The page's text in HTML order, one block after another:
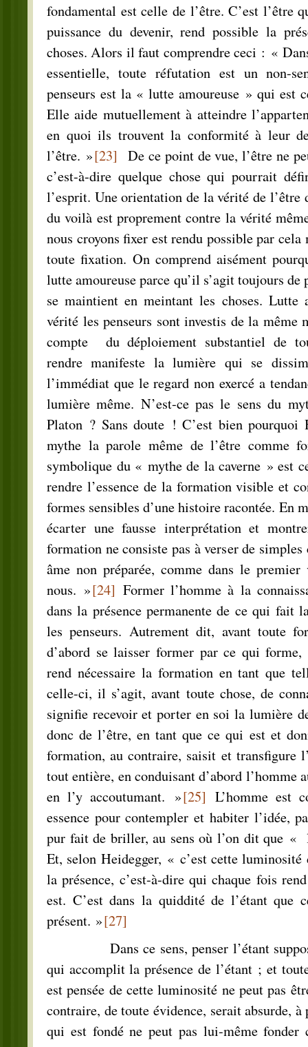
fondamental est celle de l’être. C’est l’être
puissance du devenir, rend possible la
choses. Alors il faut comprendre ceci : «
essentielle, toute réfutation est un non-
penseurs est la « lutte amoureuse » qui est
Elle aide mutuellement à atteindre
en quoi ils trouvent la conformité à leur
l’être. »[23]
De ce point de vue, l’être ne
c’est-à-dire quelque chose qui pourrait
l’esprit. Une orientation de la vérité de l’être
du voilà est proprement contre la vérité
nous croyons fixer est rendu possible par
toute fixation. On comprend aisément
lutte amoureuse parce qu’il s’agit toujours de
se maintient en meintant les choses. Lutte
vérité les penseurs sont investis de la même
compte du déploiement substantiel de
rendre manifeste la lumière qui se
l’immédiat que le regard non exercé a
lumière même. N’est-ce pas le sens du
Platon ? Sans doute ! C’est bien pourquoi
mythe la parole même de l’être comme
symbolique du « mythe de la caverne » est
rendre l’essence de la formation visible et
formes sensibles d’une histoire racontée. En
écarter une fausse interprétation et
formation ne consiste pas à verser de simples
âme non préparée, comme dans le
nous. »[24] Former l’homme à la
dans la présence permanente de ce qui fait
les penseurs. Autrement dit, avant toute
d’abord se laisser former par ce qui
rend nécessaire la formation en tant que
celle-ci, il s’agit, avant toute chose, de
signifie recevoir et porter en soi la lumière
donc de l’être, en tant que ce qui est et
formation, au contraire, saisit et transfigure
tout entière, en conduisant d’abord l’homme
en l’y accoutumant. »[25] L’homme est
essence pour contempler et habiter l’idée,
pur fait de briller, au sens où l’on dit que
Et, selon Heidegger, « c’est cette
la présence, c’est-à-dire qui chaque fois
est. C’est dans la quiddité de l’étant que
présent. »[27]
Dans ce sens, penser l’étant
qui accomplit la présence de l’étant ; et
est pensée de cette luminosité ne peut pas
contraire, de toute évidence, serait absurde,
qui est fondé ne peut pas lui-même